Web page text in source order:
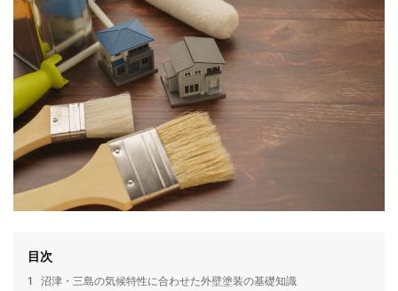
目次
1 沼津・三島の気候特性に合わせた外壁塗装の基礎知識